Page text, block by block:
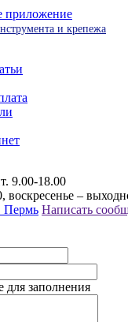
приложение
и крепежа
9.00-18.00
воскресенье –
Пермь Написать
для заполнения